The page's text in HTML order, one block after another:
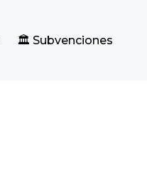
🏛️ Subvenciones